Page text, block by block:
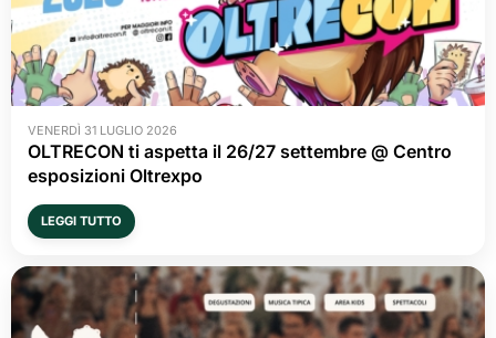
VENERDÌ 31 LUGLIO 2026
OLTRECON ti aspetta il 26/27 settembre @ Centro
esposizioni Oltrexpo
LEGGI TUTTO